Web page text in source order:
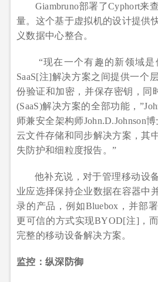
Giambruno部署了Cyphort来
量。这个基于虚拟机的设计提供
义数据中心整合。
“现在一个有趣的新领域
SaaS[注]解决方案之间提供一个
份验证和加密，并保存密钥，同
(SaaS)解决方案的全部功能，
师兼安全架构师John.D.Johnson
云文件存储和同步解决方案，其
失防护和细粒度报告。”
他补充说，对于管理移动设
业应选择保持企业数据在容器中
录的产品，例如Bluebox，并部
更可信的方式实现BYOD[注]，
完整的移动设备解决方案。
监控：纵深防御